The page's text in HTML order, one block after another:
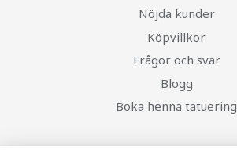
Nöjda kunder
Köpvillkor
Frågor och svar
Blogg
Boka henna tatuering